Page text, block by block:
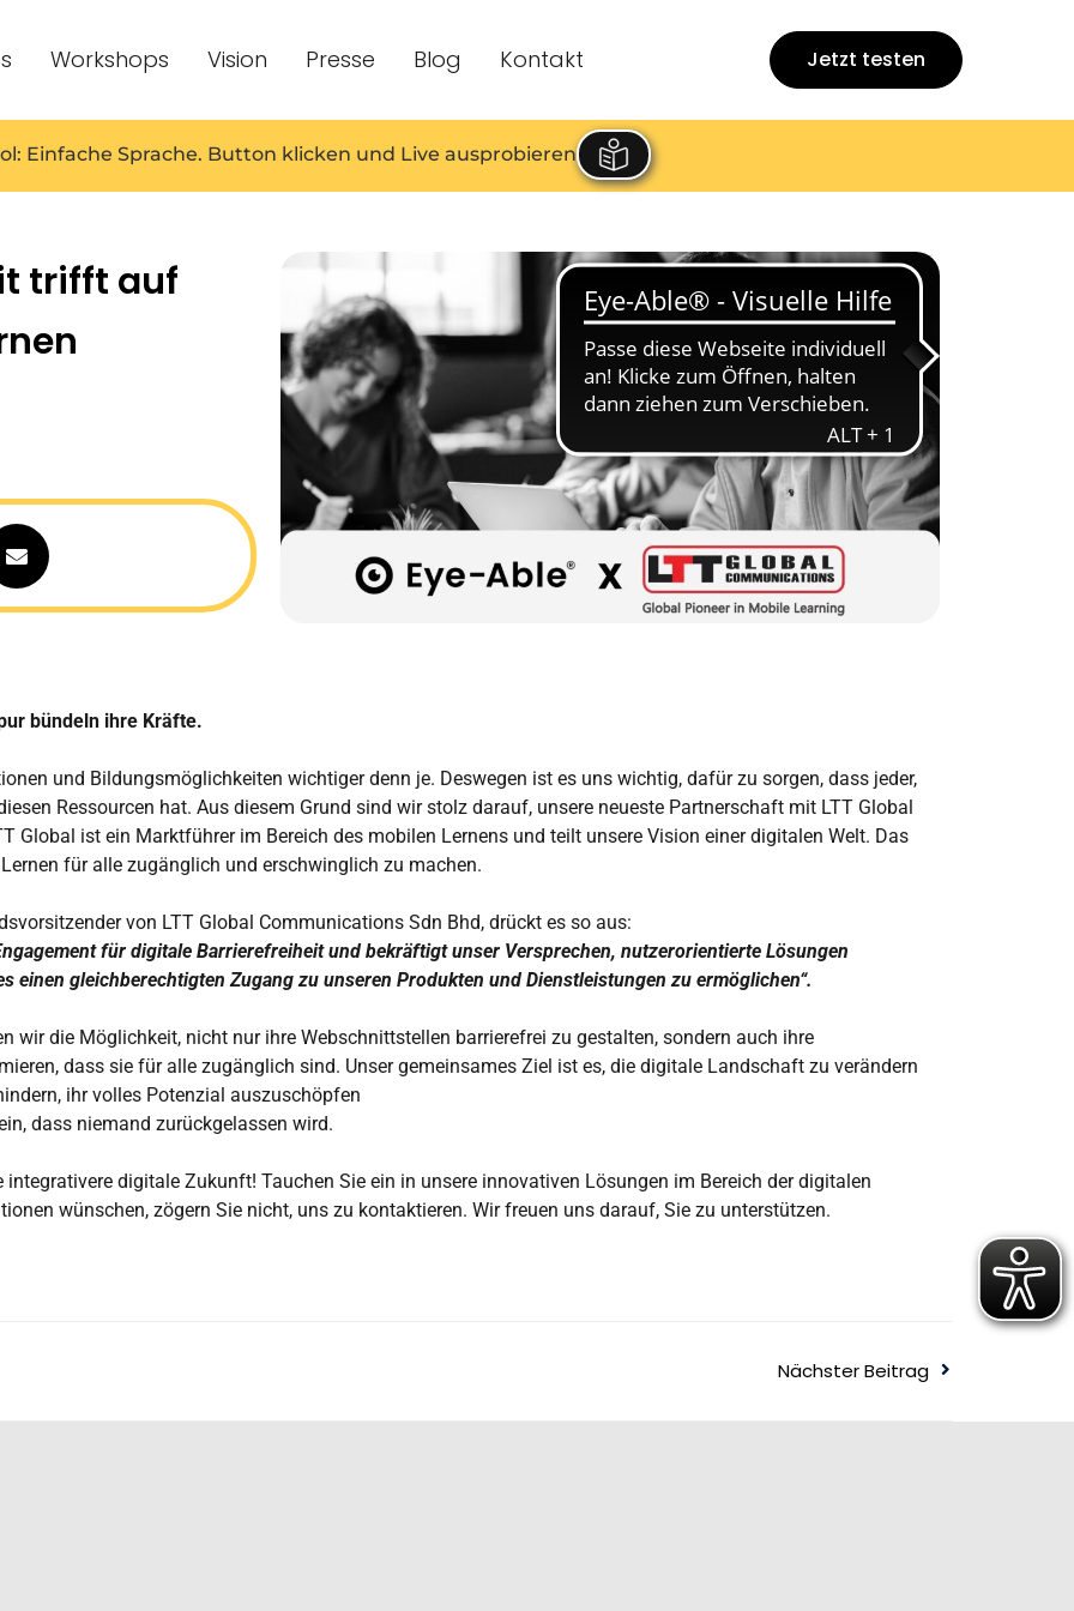
Workshops Vision Presse Blog Kontakt Jetzt testen
Einfache Sprache. Button klicken und Live ausprobieren
trifft auf
bündeln ihre Kräfte.
und Bildungsmöglichkeiten wichtiger denn je. Deswegen ist es uns wichtig, dafür zu sorgen, dass jeder,
Ressourcen hat. Aus diesem Grund sind wir stolz darauf, unsere neueste Partnerschaft mit LTT Global
Global ist ein Marktführer im Bereich des mobilen Lernens und teilt unsere Vision einer digitalen Welt. Das
für alle zugänglich und erschwinglich zu machen.
von LTT Global Communications Sdn Bhd, drückt es so aus:
für digitale Barrierefreiheit und bekräftigt unser Versprechen, nutzerorientierte Lösungen
einen gleichberechtigten Zugang zu unseren Produkten und Dienstleistungen zu ermöglichen“.
wir die Möglichkeit, nicht nur ihre Webschnittstellen barrierefrei zu gestalten, sondern auch ihre
dass sie für alle zugänglich sind. Unser gemeinsames Ziel ist es, die digitale Landschaft zu verändern
ihr volles Potenzial auszuschöpfen
dass niemand zurückgelassen wird.
digitale Zukunft! Tauchen Sie ein in unsere innovativen Lösungen im Bereich der digitalen
wünschen, zögern Sie nicht, uns zu kontaktieren. Wir freuen uns darauf, Sie zu unterstützen.
Nächster Beitrag